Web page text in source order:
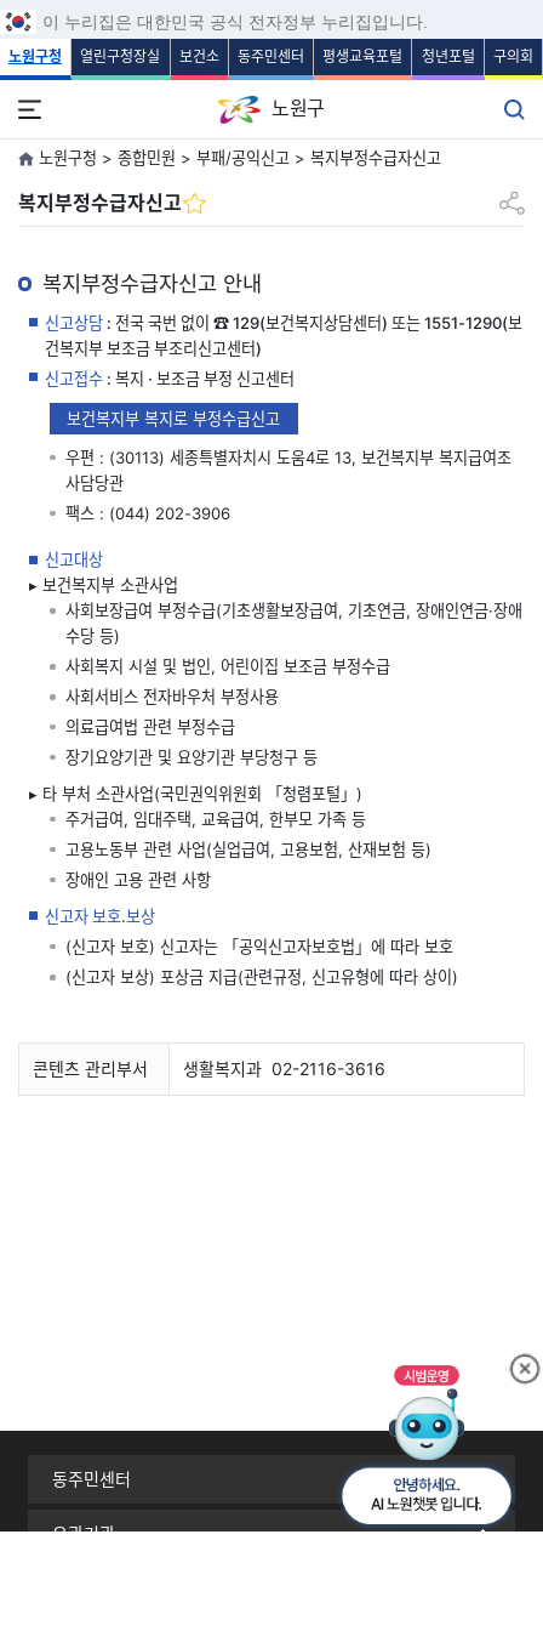
본문 바로가기
주메뉴 바로가기
보조메뉴 바로가기
푸터 바로가기
이 누리집은 대한민국 공식 전자정부 누리집입니다.
노원구청 열린구청장실 보건소 동주민센터 평생교육포털 청년포털 구의회
노원구
노원구청 > 종합민원 > 부패/공익신고 > 복지부정수급자신고
복지부정수급자신고 공유하
복지부정수급자신고 안내
신고상담: 전국 국번 없이 ☎129(보건복지상담센터) 또는1551-1290(보
건복지부 보조금 부조리신고센터)
신고접수: 복지 · 보조금 부정 신고센터
보건복지부 복지로 부정수급신고
우편 : (30113) 세종특별자치시 도움4로 13, 보건복지부 복지급여조
사담당관
팩스 : (044) 202-3906
신고대상
▸ 보건복지부 소관사업
사회보장급여 부정수급(기초생활보장급여, 기초연금, 장애인연금·장애
수당 등)
사회복지 시설 및 법인, 어린이집 보조금 부정수급
사회서비스 전자바우처 부정사용
의료급여법 관련 부정수급
장기요양기관 및 요양기관 부당청구 등
▸ 타 부처 소관사업(국민권익위원회 「청렴포털」)
주거급여, 임대주택, 교육급여, 한부모 가족 등
고용노동부 관련 사업(실업급여, 고용보험, 산재보험 등)
장애인 고용 관련 사항
신고자 보호.보상
(신고자 보호) 신고자는 「공익신고자보호법」에 따라 보호
(신고자 보상) 포상금 지급(관련규정, 신고유형에 따라 상이)
콘텐츠 관리부서 생활복지과 02-2116-3616
동주민센터
유관기관